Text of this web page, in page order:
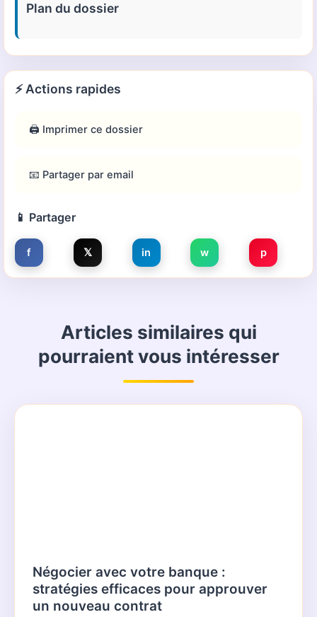
Plan du dossier
⚡ Actions rapides
🖨️ Imprimer ce dossier
📧 Partager par email
📱 Partager
f 𝕏 in w p
Articles similaires qui
pourraient vous intéresser
Négocier avec votre banque :
stratégies efficaces pour approuver
un nouveau contrat